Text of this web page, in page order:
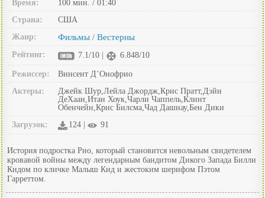
Время:
100 мин. / 01:40
Страна:
США
Жанр:
Фильмы / Вестерны
Рейтинг: 7.1/10 | 6.848/10
Режиссер:
Винсент Д’Онофрио
Актеры:
Джейк Шур,Лейла Джордж,Крис Пратт,Дэйн
ДеХаан,Итан Хоук,Чарли Чаппель,Клинт
Обенчейн,Крис Билсма,Чад Дашнау,Бен Дики
Загрузок:
124 | 91
История подростка Рио, который становится невольным свидетелем
кровавой войны между легендарным бандитом Дикого Запада Билли
Кидом по кличке Малыш Кид и жестоким шерифом Пэтом
Гарреттом.